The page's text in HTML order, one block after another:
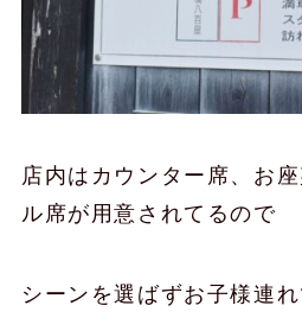
店内はカウンター席、お
ル席が用意されてるので
シーンを選ばずお子様連